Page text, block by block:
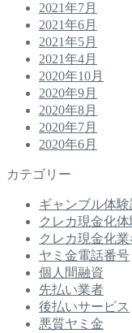
2021年7月
2021年6月
2021年5月
2021年4月
2020年10月
2020年9月
2020年8月
2020年7月
2020年6月
カテゴリー
ギャンブル体験
クレカ現金化体
クレカ現金化
ヤミ金電話番号
個人間融資
先払い業者
後払いサービス
悪質ヤミ金